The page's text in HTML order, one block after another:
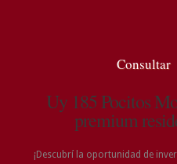
Consultar
Uy 185 Pocitos
premium
¡Descubrí la oportunidad de